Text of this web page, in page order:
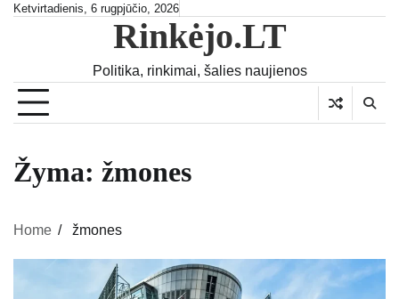
SkipKetvirtadienis, 6 rugpjūčio, 2026
Rinkėjo.LT
Politika, rinkimai, šalies naujienos
Žyma: žmones
Home žmones